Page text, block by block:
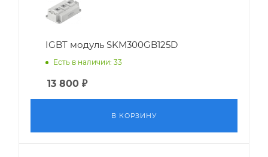
IGBT модуль SKM300GB125D
Есть в наличии: 33
13 800 ₽
В КОРЗИНУ